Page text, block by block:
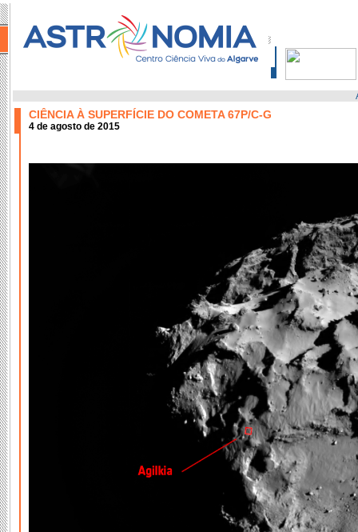
CIÊNCIA À SUPERFÍCIE DO COMETA 67P/C-G
4 de agosto de 2015